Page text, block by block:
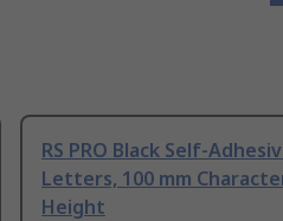
RS PRO Black Self-
Letters, 100 mm
Height